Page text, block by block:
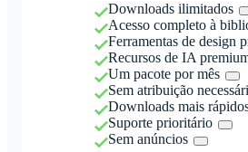
Downloads ilimitados
Acesso completo à
Ferramentas de design
Recursos de IA
Um pacote por mês
Sem atribuição
Downloads mais
Suporte prioritário
Sem anúncios